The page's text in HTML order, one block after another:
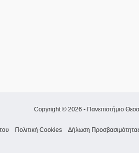
Copyright © 2026 - Πανεπιστήμιο
Πολιτική Cookies Δήλωση